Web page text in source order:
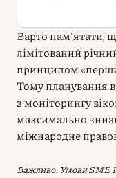
Варто пам’ятати,
лімітований
принципом
Тому планування
з моніторингу
максимально
міжнародне
Важливо: Умови SME